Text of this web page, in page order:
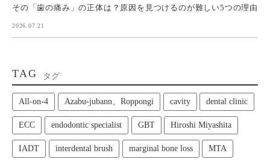
その「歯の痛み」の正体は？原因を見つけるのが難しい5つの理由
2026.07.21
TAG タグ
All‑on‑4 Azabu-jubann、Roppongi cavity dental clinic
ECC endodontic specialist GBT Hiroshi Miyashita
IADT interdental brush marginal bone loss MTA